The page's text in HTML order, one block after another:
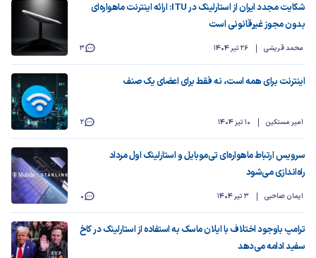
شکایت مجدد ایران از استارلینک در ITU: ارائه اینترنت ماهواره‌ای
بدون مجوز غیرقانونی است
محمد قریشی 3 26 تیر 1404
اینترنت برای همه است، نه فقط برای اعضای یک صنف
امیر مستکین 2 10 تیر 1404
سرویس ارتباط ماهواره‌ای تی‌موبایل و استارلینک اول مرداد
راه‌اندازی می‌شود
ایمان صاحبی 0 3 تیر 1404
ترامپ باوجود اختلاف با ایلان ماسک به استفاده از استارلینک در کاخ
سفید ادامه می‌دهد